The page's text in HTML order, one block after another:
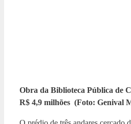
Obra da Biblioteca Pública de
R$ 4,9 milhões (Foto: Genival